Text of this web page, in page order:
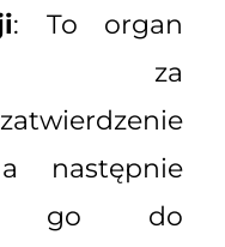
: To organ
za
następnie
go do